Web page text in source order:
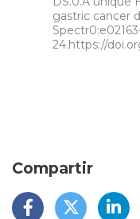
gastric cancer
24.https://